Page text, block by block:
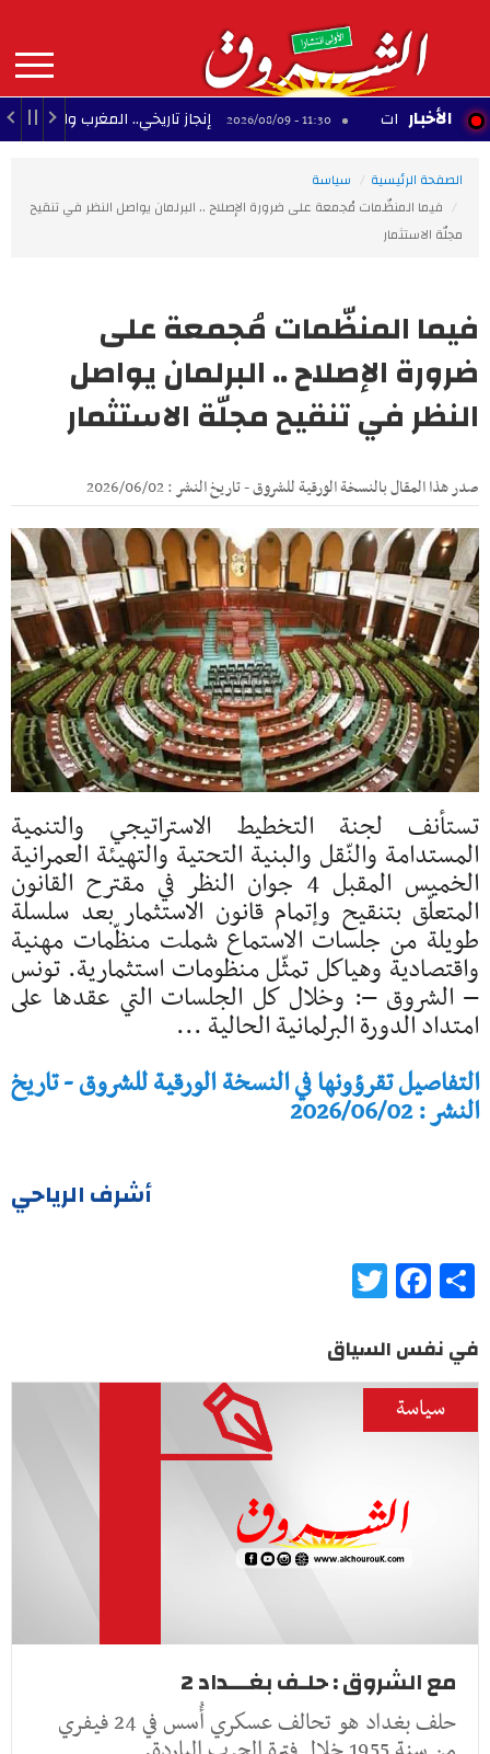
contenu
principal
MAIN
NAVIGATION الأخبار 11:30 - 2026/08/09 إنجاز تاريخي.. المغرب والجزائر يحققان 3 مكاسب كبرى في كأس إفريقيا للسيدات
الصفحة الرئيسية
سياسة
فيما المنظّمات مُجمعة على ضرورة الإصلاح .. البرلمان يواصل النظر في تنقيح
مجلّة الاستثمار
فيما المنظّمات مُجمعة على
ضرورة الإصلاح .. البرلمان يواصل
النظر في تنقيح مجلّة الاستثمار
صدر هذا المقال بالنسخة الورقية للشروق - تاريخ النشر : 2026/06/02
تستأنف لجنة التخطيط الاستراتيجي والتنمية
المستدامة والنّقل والبنية التحتية والتهيئة العمرانية
الخميس المقبل 4 جوان النظر في مقترح القانون
المتعلّق بتنقيح وإتمام قانون الاستثمار بعد سلسلة
طويلة من جلسات الاستماع شملت منظّمات مهنية
واقتصادية وهياكل تمثّل منظومات استثمارية. تونس
– الشروق –: وخلال كل الجلسات التي عقدها على
امتداد الدورة البرلمانية الحالية ...
التفاصيل تقرؤونها في النسخة الورقية للشروق - تاريخ
النشر : 2026/06/02
أشرف الرياحي
Share
Facebook
في نفس السياق
سياسة
مع الشروق : حلـف بغـــداد 2
حلف بغداد هو تحالف عسكري أُسس في 24 فيفري